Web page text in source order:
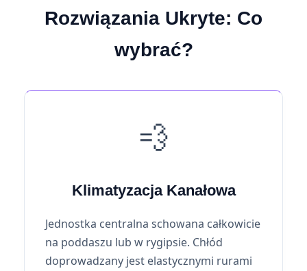
Rozwiązania Ukryte: Co
wybrać?
💨
Klimatyzacja Kanałowa
Jednostka centralna schowana całkowicie
na poddaszu lub w rygipsie. Chłód
doprowadzany jest elastycznymi rurami